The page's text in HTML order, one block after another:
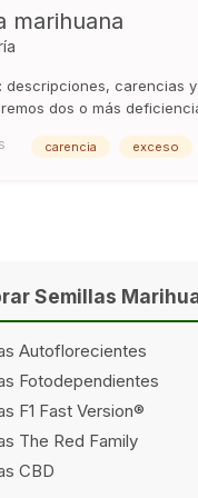
marihuana
carencias
dos o más
carencia exceso
Semillas
Autoflorecientes
Fotodependientes
F1 Fast Version®
The Red Family
CBD